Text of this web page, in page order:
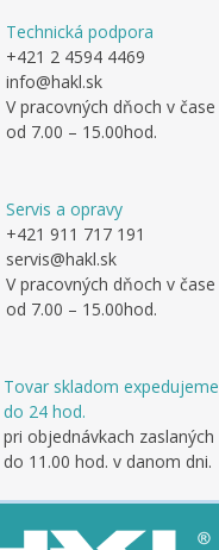
Technická podpora
+421 2 4594 4469
info@hakl.sk
V pracovných dňoch v čase
od 7.00 – 15.00hod.
Servis a opravy
+421 911 717 191
servis@hakl.sk
V pracovných dňoch v čase
od 7.00 – 15.00hod.
Tovar skladom expedujeme
do 24 hod.
pri objednávkach zaslaných
do 11.00 hod. v danom dni.